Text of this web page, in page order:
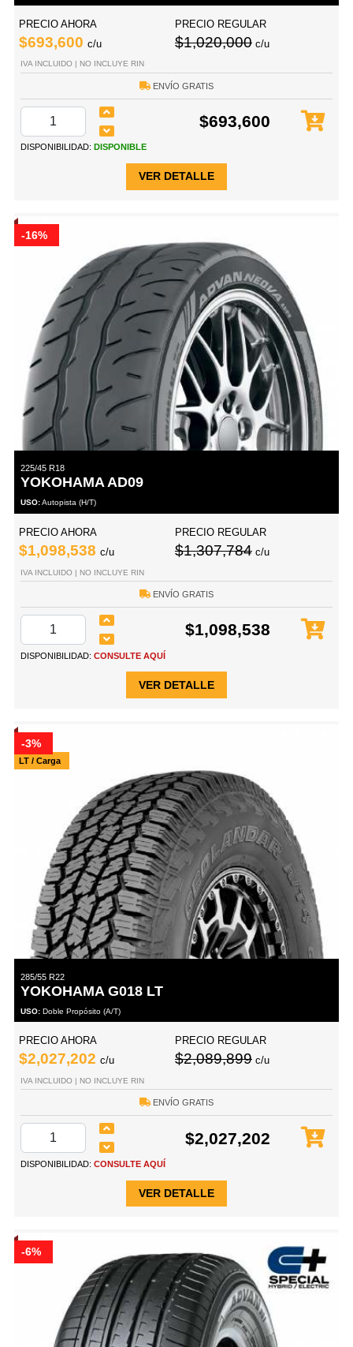
PRECIO AHORA
$693,600 c/u
PRECIO REGULAR
$1,020,000 c/u
IVA INCLUIDO | NO INCLUYE RIN
ENVÍO GRATIS
$693,600
DISPONIBILIDAD: DISPONIBLE
VER DETALLE
-16%
225/45 R18
YOKOHAMA AD09
USO:Autopista (H/T)
PRECIO AHORA
$1,098,538 c/u
PRECIO REGULAR
$1,307,784 c/u
IVA INCLUIDO | NO INCLUYE RIN
ENVÍO GRATIS
$1,098,538
DISPONIBILIDAD: CONSULTE AQUÍ
VER DETALLE
LT / Carga
-3%
285/55 R22
YOKOHAMA G018 LT
USO: Doble Propósito (A/T)
PRECIO AHORA
$2,027,202 c/u
PRECIO REGULAR
$2,089,899 c/u
IVA INCLUIDO | NO INCLUYE RIN
ENVÍO GRATIS
$2,027,202
DISPONIBILIDAD: CONSULTE AQUÍ
VER DETALLE
-6%